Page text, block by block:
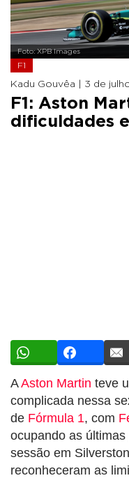
Foto: XPB Images
F1
Kadu Gouvêa | 3 de
F1: Aston
dificuldades
AAston Martin teve
complicada nessa
de Fórmula 1, com
ocupando as
sessão em
reconheceram as